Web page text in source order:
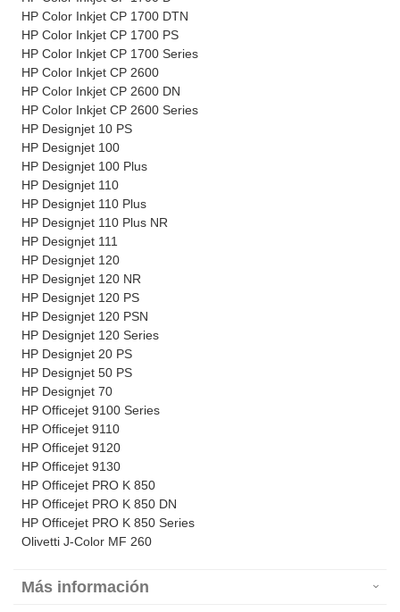
HP Color Inkjet CP 1700 DTN
HP Color Inkjet CP 1700 PS
HP Color Inkjet CP 1700 Series
HP Color Inkjet CP 2600
HP Color Inkjet CP 2600 DN
HP Color Inkjet CP 2600 Series
HP Designjet 10 PS
HP Designjet 100
HP Designjet 100 Plus
HP Designjet 110
HP Designjet 110 Plus
HP Designjet 110 Plus NR
HP Designjet 111
HP Designjet 120
HP Designjet 120 NR
HP Designjet 120 PS
HP Designjet 120 PSN
HP Designjet 120 Series
HP Designjet 20 PS
HP Designjet 50 PS
HP Designjet 70
HP Officejet 9100 Series
HP Officejet 9110
HP Officejet 9120
HP Officejet 9130
HP Officejet PRO K 850
HP Officejet PRO K 850 DN
HP Officejet PRO K 850 Series
Olivetti J-Color MF 260
Más información